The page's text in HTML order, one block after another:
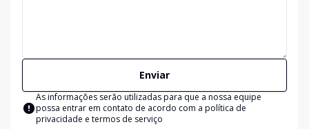
Enviar
As informações serão utilizadas para que a nossa equipe
possa entrar em contato de acordo com a política de
privacidade e termos de serviço